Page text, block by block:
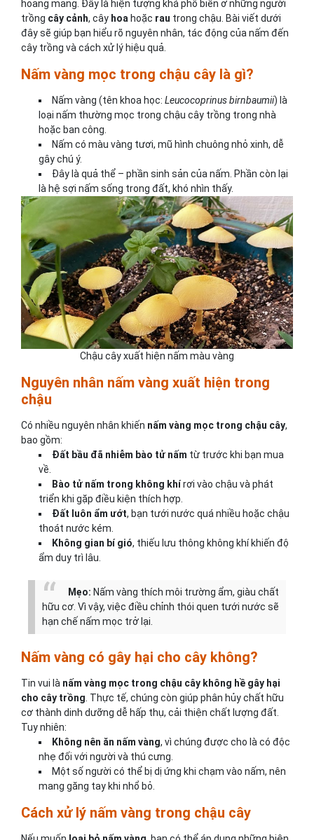
hoang mang. Đây là hiện tượng khá phổ biến ở những người
trồng cây cảnh, cây hoa hoặc rau trong chậu. Bài viết dưới
đây sẽ giúp bạn hiểu rõ nguyên nhân, tác động của nấm đến
cây trồng và cách xử lý hiệu quả.
Nấm vàng mọc trong chậu cây là gì?
Nấm vàng (tên khoa học: Leucocoprinus birnbaumii) là
loại nấm thường mọc trong chậu cây trồng trong nhà
hoặc ban công.
Nấm có màu vàng tươi, mũ hình chuông nhỏ xinh, dễ
gây chú ý.
Đây là quả thể – phần sinh sản của nấm. Phần còn lại
là hệ sợi nấm sống trong đất, khó nhìn thấy.
Chậu cây xuất hiện nấm màu vàng
Nguyên nhân nấm vàng xuất hiện trong
chậu
Có nhiều nguyên nhân khiến nấm vàng mọc trong chậu cây,
bao gồm:
Đất bầu đã nhiễm bào tử nấm từ trước khi bạn mua
về.
Bào tử nấm trong không khírơi vào chậu và phát
triển khi gặp điều kiện thích hợp.
Đất luôn ẩm ướt, bạn tưới nước quá nhiều hoặc chậu
thoát nước kém.
Không gian bí gió, thiếu lưu thông không khí khiến độ
ẩm duy trì lâu.
Mẹo: Nấm vàng thích môi trường ẩm, giàu chất
hữu cơ. Vì vậy, việc điều chỉnh thói quen tưới nước sẽ
hạn chế nấm mọc trở lại.
Nấm vàng có gây hại cho cây không?
Tin vui là nấm vàng mọc trong chậu cây không hề gây hại
cho cây trồng . Thực tế, chúng còn giúp phân hủy chất hữu
cơ thành dinh dưỡng dễ hấp thụ, cải thiện chất lượng đất.
Tuy nhiên:
Không nên ăn nấm vàng, vì chúng được cho là có độc
nhẹ đối với người và thú cưng.
Một số người có thể bị dị ứng khi chạm vào nấm, nên
mang găng tay khi nhổ bỏ.
Cách xử lý nấm vàng trong chậu cây